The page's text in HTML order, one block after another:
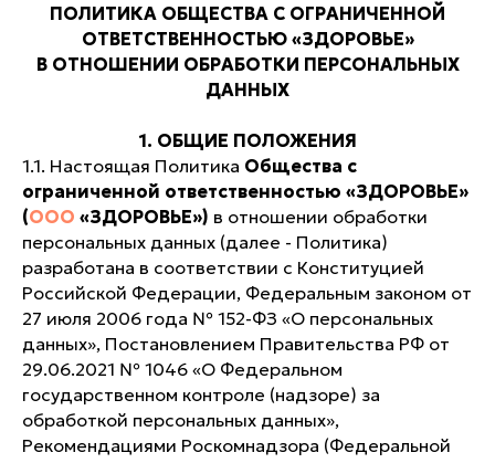
ПОЛИТИКА ОБЩЕСТВА С ОГРАНИЧЕННОЙ
ОТВЕТСТВЕННОСТЬЮ «ЗДОРОВЬЕ»
В ОТНОШЕНИИ ОБРАБОТКИ ПЕРСОНАЛЬНЫХ
ДАННЫХ
1. ОБЩИЕ ПОЛОЖЕНИЯ
1.1. Настоящая Политика Общества с
ограниченной ответственностью «ЗДОРОВЬЕ»
(ООО «ЗДОРОВЬЕ») в отношении обработки
персональных данных (далее - Политика)
разработана в соответствии с Конституцией
Российской Федерации, Федеральным законом от
27 июля 2006 года № 152-ФЗ «О персональных
данных», Постановлением Правительства РФ от
29.06.2021 № 1046 «О Федеральном
государственном контроле (надзоре) за
обработкой персональных данных»,
Рекомендациями Роскомнадзора (Федеральной